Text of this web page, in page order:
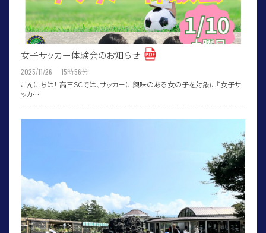
女子サッカー体験会のお知らせ
2025/11/26 15時56分
こんにちは！ 高三SCでは、サッカーに興味のある女の子を対象に『女子サ
ッカ…